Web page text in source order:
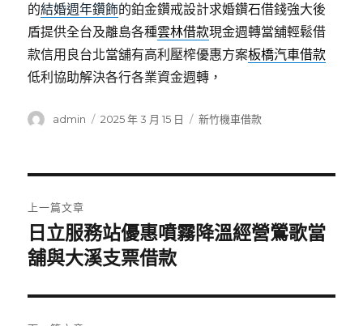
的結婚週年鑽飾的鉑金鑽戒設計求婚鑽石借錢強大後
盾提供全台及離島各種雲林借款現金週轉當舖輕鬆借
款信用良台北當舖有高利壓榨優惠方案板橋汽車借款
低利協助解決各行各業資金週轉，
作
admin
發
2025 年 3 月 15 日
分
新竹機車借款
章
導
覽
上一篇文章
上
一
文
章:
日立服務站優惠噴霧降溫經營鶯歌當
舖與大溪支票借款